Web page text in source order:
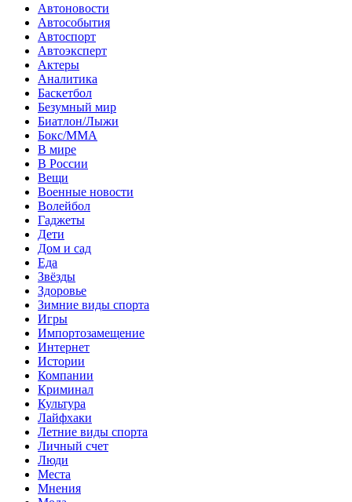
Автоновости
Автособытия
Автоспорт
Автоэксперт
Актеры
Аналитика
Баскетбол
Безумный мир
Биатлон/Лыжи
Бокс/MMA
В мире
В России
Вещи
Военные новости
Волейбол
Гаджеты
Дети
Дом и сад
Еда
Звёзды
Здоровье
Зимние виды спорта
Игры
Импортозамещение
Интернет
Истории
Компании
Криминал
Культура
Лайфхаки
Летние виды спорта
Личный счет
Люди
Места
Мнения